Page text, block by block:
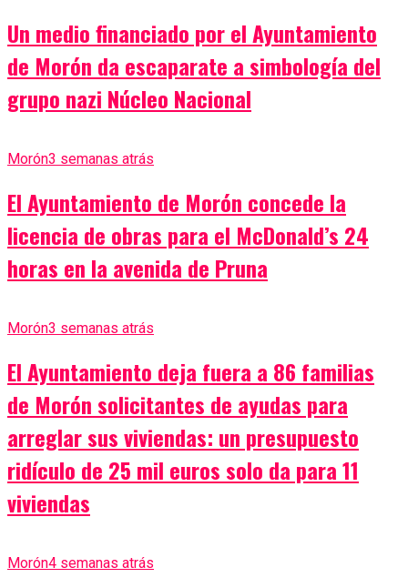
Un medio financiado por el Ayuntamiento
de Morón da escaparate a simbología del
grupo nazi Núcleo Nacional
Morón3 semanas atrás
El Ayuntamiento de Morón concede la
licencia de obras para el McDonald’s 24
horas en la avenida de Pruna
Morón3 semanas atrás
El Ayuntamiento deja fuera a 86 familias
de Morón solicitantes de ayudas para
arreglar sus viviendas: un presupuesto
ridículo de 25 mil euros solo da para 11
viviendas
Morón4 semanas atrás